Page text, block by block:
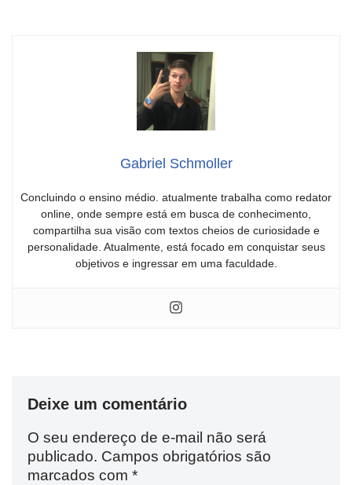
Gabriel Schmoller
Concluindo o ensino médio. atualmente trabalha como redator
online, onde sempre está em busca de conhecimento,
compartilha sua visão com textos cheios de curiosidade e
personalidade. Atualmente, está focado em conquistar seus
objetivos e ingressar em uma faculdade.
Deixe um comentário
O seu endereço de e-mail não será
publicado. Campos obrigatórios são
marcados com *